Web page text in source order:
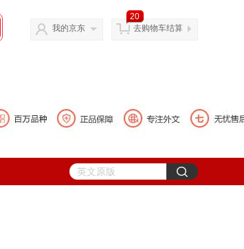
我的京东
20
去购物车结算